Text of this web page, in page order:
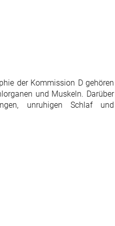
der Kommission D gehören
und Muskeln. Darüber
unruhigen Schlaf und